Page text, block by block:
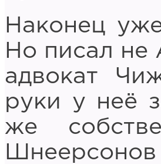
Наконец
Но писал не
адвокат
руки у неё
же